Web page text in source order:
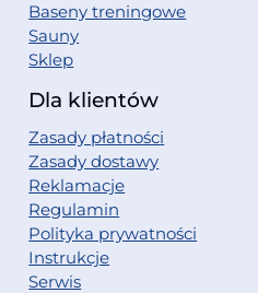
Baseny treningowe
Sauny
Sklep
Dla klientów
Zasady płatności
Zasady dostawy
Reklamacje
Regulamin
Polityka prywatności
Instrukcje
Serwis